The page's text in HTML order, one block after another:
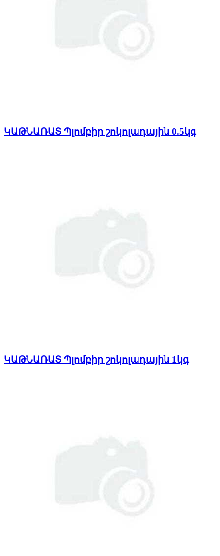
ԿԱԹՆԱՌԱՏ Պլոմբիր շոկոլադային 0.5կգ
ԿԱԹՆԱՌԱՏ Պլոմբիր շոկոլադային 1կգ